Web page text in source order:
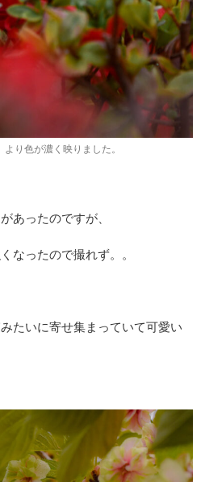
り色が濃く映りました。
あったのですが、
なったので撮れず。。
たいに寄せ集まっていて可愛い